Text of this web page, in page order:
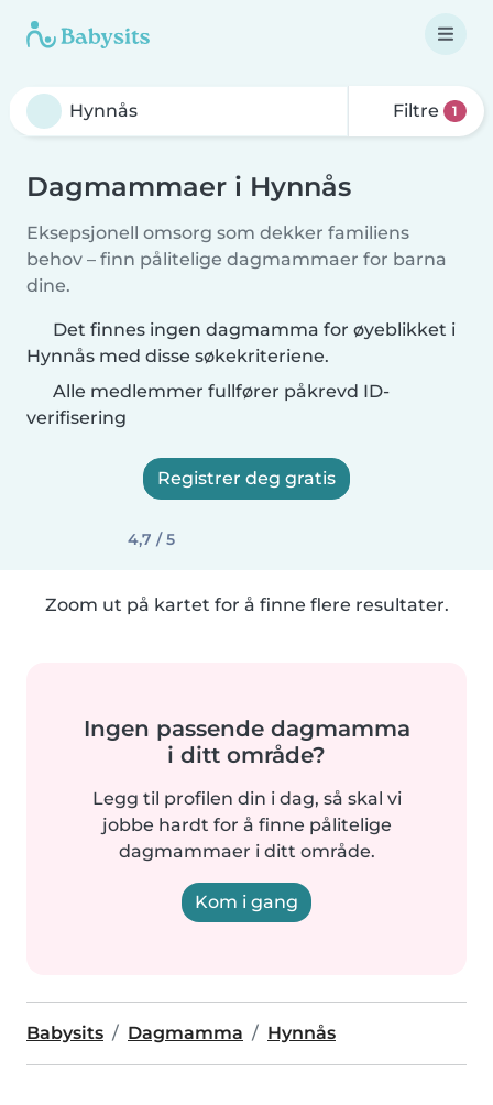
Filtre 1
Dagmammaer i Hynnås
Eksepsjonell omsorg som dekker familiens
behov – finn pålitelige dagmammaer for barna
dine.
Det finnes ingen dagmamma for øyeblikket i
Hynnås med disse søkekriteriene.
Alle medlemmer fullfører påkrevd ID-
verifisering
Registrer deg gratis
4,7 / 5
Zoom ut på kartet for å finne flere resultater.
Ingen passende dagmamma
i ditt område?
Legg til profilen din i dag, så skal vi
jobbe hardt for å finne pålitelige
dagmammaer i ditt område.
Kom i gang
Babysits Dagmamma Hynnås